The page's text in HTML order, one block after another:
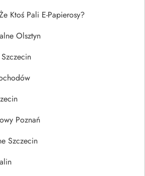
Ktoś Pali E-Papierosy?
Olsztyn
Poznań
Szczecin